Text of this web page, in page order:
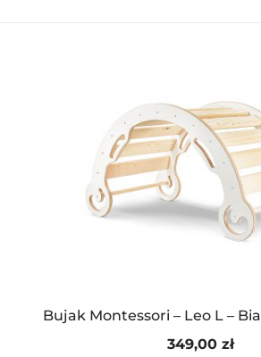
Bujak Montessori – Leo L –
349,00 zł